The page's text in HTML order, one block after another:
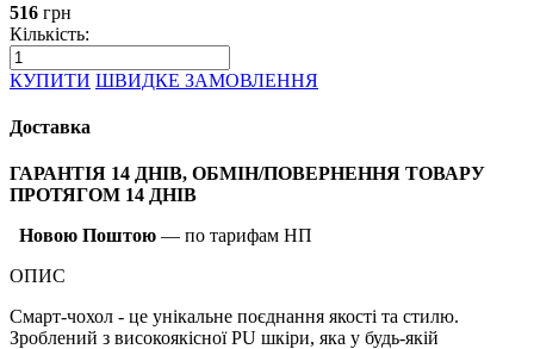
516 грн
Кількість:
КУПИТИ ШВИДКЕ ЗАМОВЛЕННЯ
Доставка
ГАРАНТІЯ 14 ДНІВ, ОБМІН/ПОВЕРНЕННЯ ТОВАРУ
ПРОТЯГОМ 14 ДНІВ
Новою Поштою — по тарифам НП
ОПИС
Смарт-чохол - це унікальне поєднання якості та стилю.
Зроблений з високоякісної PU шкіри, яка у будь-якій